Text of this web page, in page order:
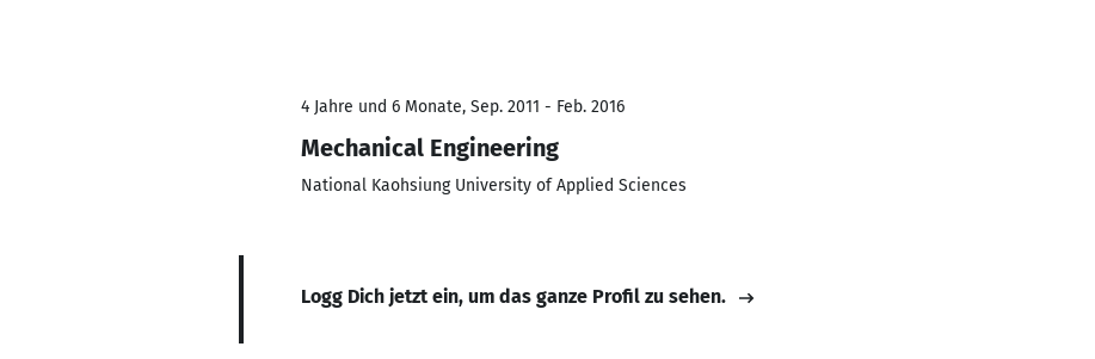
4 Jahre und 6 Monate, Sep. 2011 - Feb. 2016
Mechanical Engineering
National Kaohsiung University of Applied Sciences
Logg Dich jetzt ein, um das ganze Profil zu sehen.